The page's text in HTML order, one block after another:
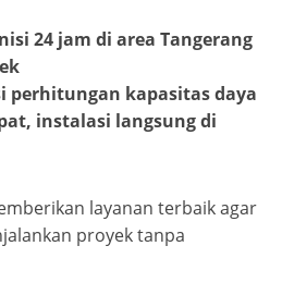
24 jam di area Tangerang
perhitungan kapasitas daya
instalasi langsung di
layanan terbaik agar
proyek tanpa